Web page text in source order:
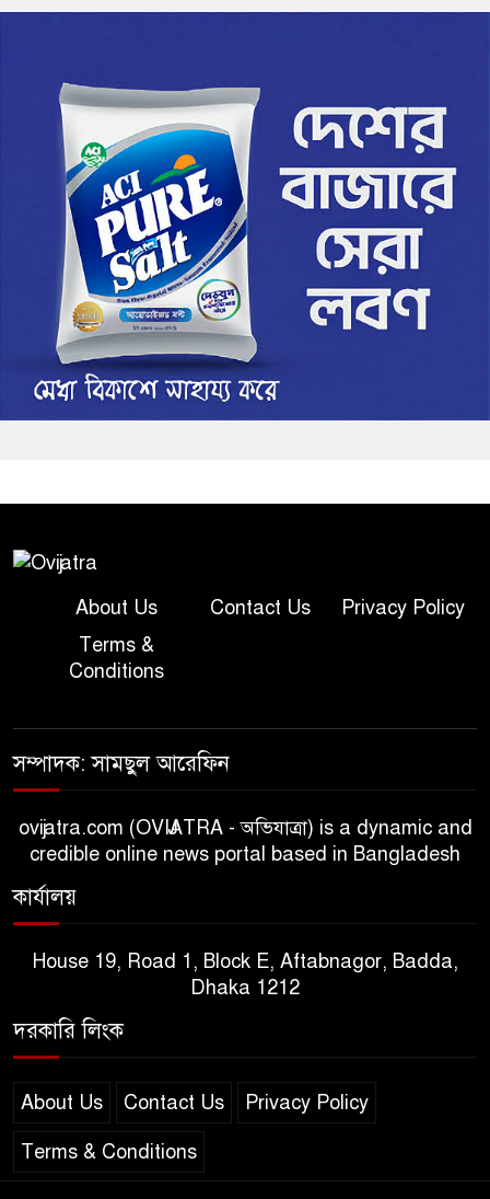
About Us Contact Us
Privacy Policy
Terms &
Conditions
সম্পাদক: সামছুল আরেফিন
ovijatra.com (OVIJATRA - অভিযাত্রা) is a dynamic and
credible online news portal based in Bangladesh
কার্যালয়
House 19, Road 1, Block E, Aftabnagor, Badda,
Dhaka 1212
দরকারি লিংক
About Us Contact Us Privacy Policy
Terms & Conditions